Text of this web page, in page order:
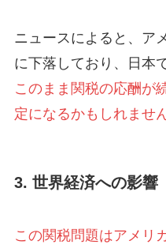
ニュースによると、ア
に下落しており、日本
このまま関税の応酬が
定になるかもしれません
3. 世界経済への影響
この関税問題はアメリ